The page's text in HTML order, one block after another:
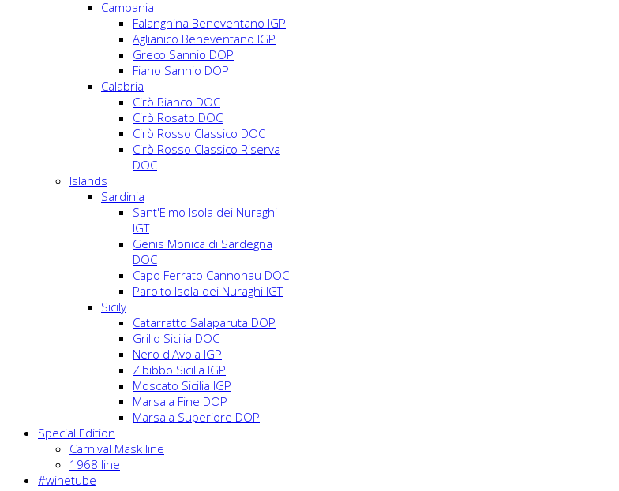
Campania
Falanghina Beneventano IGP
Aglianico Beneventano IGP
Greco Sannio DOP
Fiano Sannio DOP
Calabria
Cirò Bianco DOC
Cirò Rosato DOC
Cirò Rosso Classico DOC
Cirò Rosso Classico Riserva
DOC
Islands
Sardinia
Sant'Elmo Isola dei Nuraghi
IGT
Genis Monica di Sardegna
DOC
Capo Ferrato Cannonau DOC
Parolto Isola dei Nuraghi IGT
Sicily
Catarratto Salaparuta DOP
Grillo Sicilia DOC
Nero d'Avola IGP
Zibibbo Sicilia IGP
Moscato Sicilia IGP
Marsala Fine DOP
Marsala Superiore DOP
Special Edition
Carnival Mask line
1968 line
#winetube